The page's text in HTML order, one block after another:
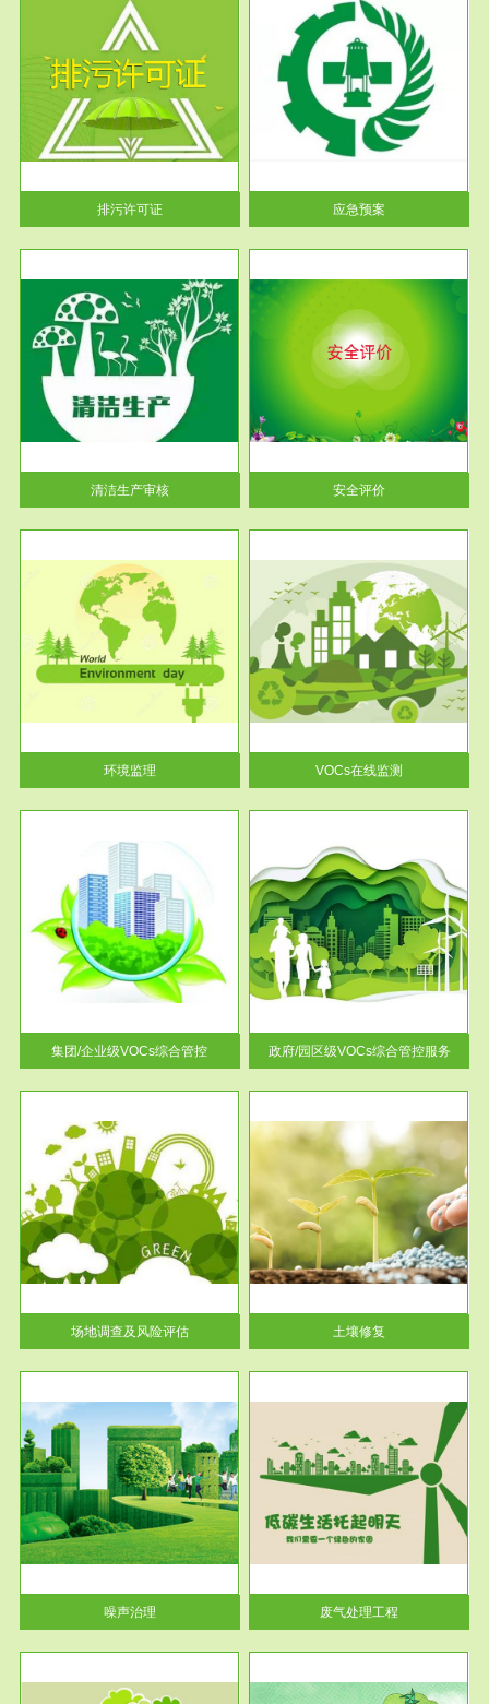
排污许可证
服务范围
应急预案
根据《中华人民共和国环境保护
法》第十九条 企业事业单位应
当按照...
应急预案
清洁生产审核
服务范围
安全评价
安全评价安全评价目的是查找、
分析和预测工程、系统、生产经
营活...
安全评价
环境监理
服务范围
VOCs在线监测
根据《重点区域大气污染防
治“十二五”规划》有机废气净化
率达...
VOCs在线监测
集团/企业级VOCs综合管控
服务范围
政府/园区级VOCs综合管控服务
根据《石化行业挥发性有机物综
合整治方案》文件要求，到2017
年，全...
政府/园区级VOCs综合管控服务
场地调查及风险评估
服务范围
土壤修复
土壤修复
噪声治理
服务范围
废气处理工程
废气处理工程